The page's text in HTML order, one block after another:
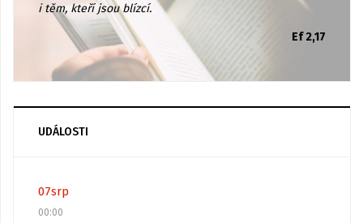
i těm, kteří jsou blízcí.
Ef 2,17
UDÁLOSTI
07srp
00:00